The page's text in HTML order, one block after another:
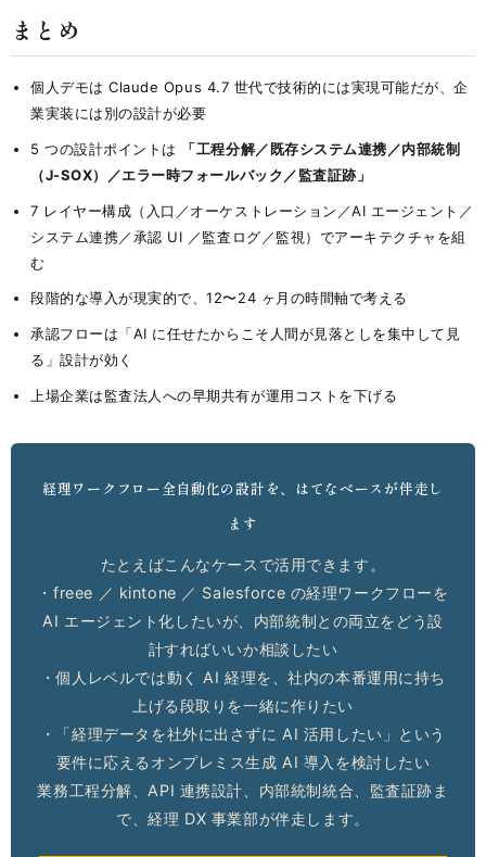
まとめ
個人デモは Claude Opus 4.7 世代で技術的には実現可能だが、企
業実装には別の設計が必要
5 つの設計ポイントは
「工程分解／既存システム連携／内部統制
（J-SOX）／エラー時フォールバック／監査証跡」
7 レイヤー構成（入口／オーケストレーション／AI エージェント／
システム連携／承認 UI ／監査ログ／監視）でアーキテクチャを組
む
段階的な導入が現実的で、12〜24 ヶ月の時間軸で考える
承認フローは「AI に任せたからこそ人間が見落としを集中して見
る」設計が効く
上場企業は監査法人への早期共有が運用コストを下げる
経理ワークフロー全自動化の設計を、はてなベースが伴走し
ます
たとえばこんなケースで活用できます。
・freee ／ kintone ／ Salesforce の経理ワークフローを
AI エージェント化したいが、内部統制との両立をどう設
計すればいいか相談したい
・個人レベルでは動く AI 経理を、社内の本番運用に持ち
上げる段取りを一緒に作りたい
・「経理データを社外に出さずに AI 活用したい」という
要件に応えるオンプレミス生成 AI 導入を検討したい
業務工程分解、API 連携設計、内部統制統合、監査証跡ま
で、経理 DX 事業部が伴走します。